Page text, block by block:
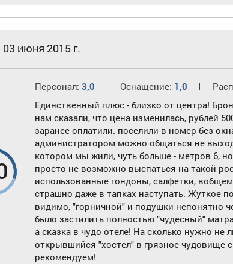
03 июня 2015 г.
Персонал:3,0 Оснащение: 1,0
Единственный плюс - близко от центра!
нам сказали, что цена изменилась, рублей
заранее оплатили. поселили в номер без
администратором можно общаться не
котором мы жили, чуть больше - метров 6,
просто не возможно выспаться на такой
использованные гондоны, салфетки,
страшно даже в тапках наступать. Жуткое
видимо, "горничной" и подушки непонятно
было застилить полностью "чудесный"
а сказка в чудо отеле! На сколько нужно не
открывшийся "хостел" в грязное чудовище
рекомендуем!